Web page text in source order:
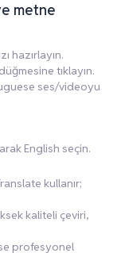
metne
hazırlayın.
tıklayın.
ses/videoyu
English seçin.
kullanır;
kaliteli çeviri,
profesyonel